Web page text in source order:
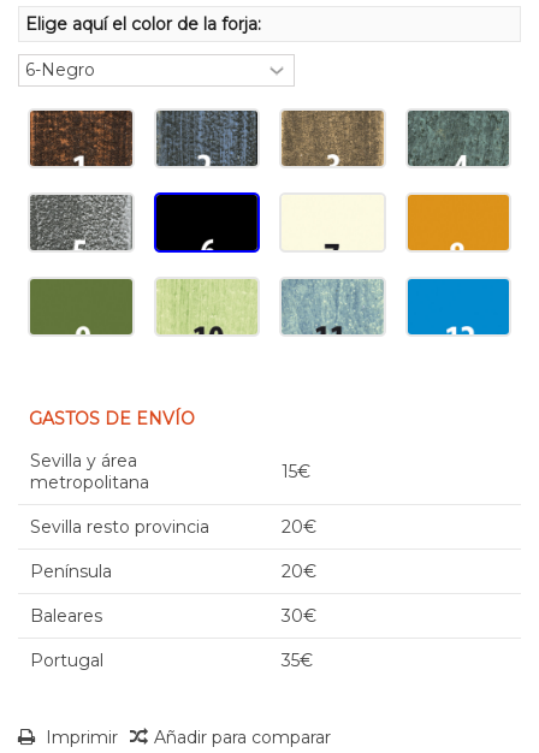
Elige aquí el color de la forja:
GASTOS DE ENVÍO
Sevilla y área
metropolitana
15€
Sevilla resto provincia 20€
Península 20€
Baleares 30€
Portugal 35€
Imprimir
Añadir para comparar